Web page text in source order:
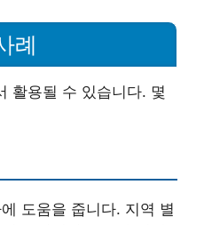
례
활용될 수 있습니다. 몇
도움을 줍니다. 지역 별